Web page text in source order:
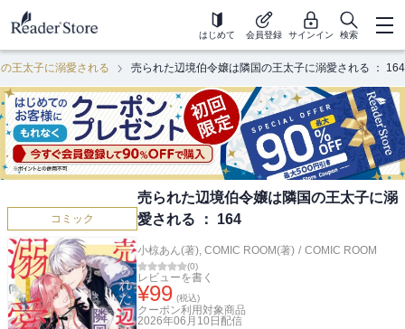
はじめて 会員登録 サインイン 検索
王太子に溺愛される 売られた辺境伯令嬢は隣国の王太子に溺愛される ： 164
コミック
売られた辺境伯令嬢は隣国の王太子に溺
愛される ： 164
小椋あん(著), COMIC ROOM(著) / COMIC ROOM
(0)
レビューを書く
¥99 (税込)
クーポン利用対象商品
2026年06月10日 配信